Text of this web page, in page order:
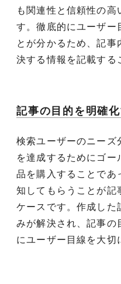
も関連性と信頼性の高
す。徹底的にユーザー
とが分かるため、記
決する情報を記載する
記事の目的を明確
検索ユーザーのニーズ
を達成するためにゴ
品を購入することであ
知してもらうことが記
ケースです。作成した
みが解決され、記事の
にユーザー目線を大切